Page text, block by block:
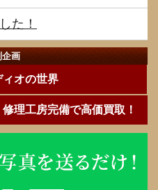
た！
企画
ィオの世界
理工房完備で高価買取！